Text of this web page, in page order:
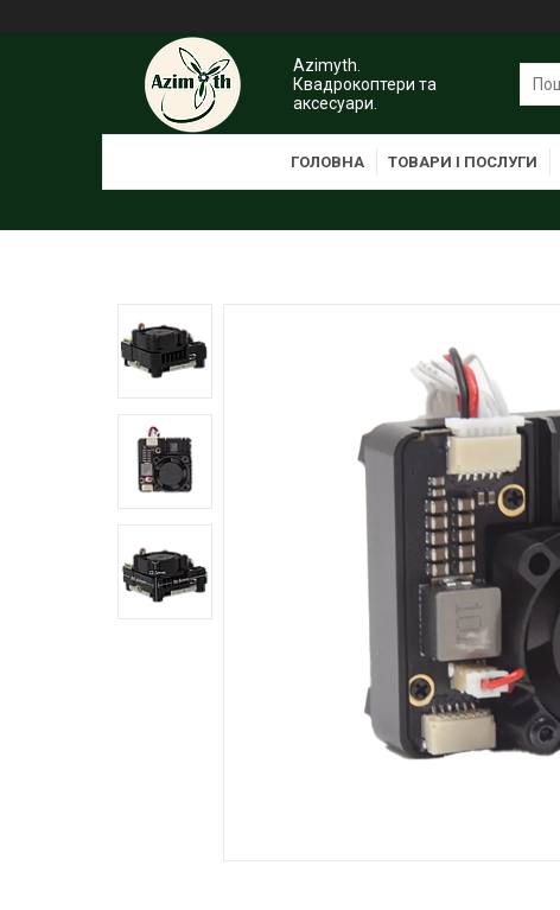
Azimyth.
Квадрокоптери та
аксесуари.
ГОЛОВНА ТОВАРИ І ПОСЛУГИ